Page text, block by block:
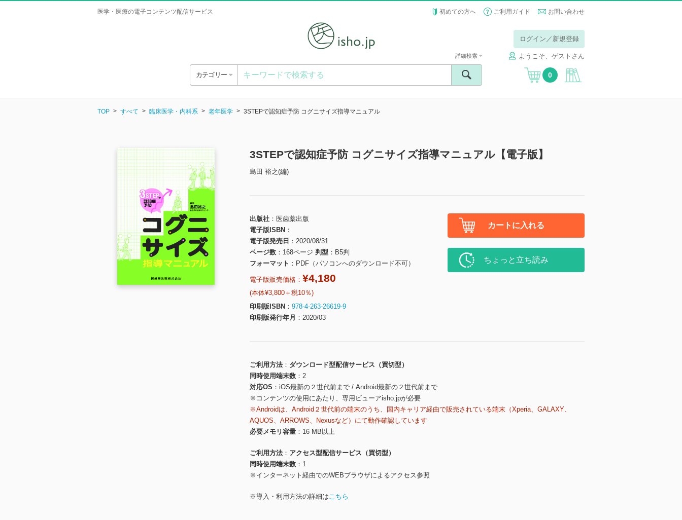
医学・医療の電子コンテンツ配信サービス 初めての方へ ご利用ガイド お問い合わせ
ログイン／新規登録
ようこそ、ゲストさん
カテゴリー
詳細検索
0
TOP すべて 臨床医学・内科系 老年医学 3STEPで認知症予防 コグニサイズ指導マニュアル
3STEPで認知症予防 コグニサイズ指導マニュアル【電子版】
島田 裕之(編)
出版社
医歯薬出版
電子版ISBN
電子版発売日
2020/08/31
ページ数
168ページ 判型
B5判
フォーマット
PDF（パソコンへのダウンロード不可）
電子版販売価格： ¥4,180
(本体¥3,800＋税10％)
印刷版ISBN
978-4-263-26619-9
印刷版発行年月
2020/03
カートに入れる
ちょっと立ち読み
ご利用方法
ダウンロード型配信サービス（買切型）
同時使用端末数
2
対応OS
iOS最新の２世代前まで / Android最新の２世代前まで
※コンテンツの使用にあたり、専用ビューアisho.jpが必要
※Androidは、Android２世代前の端末のうち、国内キャリア経由で販売されている端末（Xperia、GALAXY、
AQUOS、ARROWS、Nexusなど）にて動作確認しています
必要メモリ容量
16 MB以上
ご利用方法
アクセス型配信サービス（買切型）
同時使用端末数
1
※インターネット経由でのWEBブラウザによるアクセス参照
※導入・利用方法の詳細はこちら